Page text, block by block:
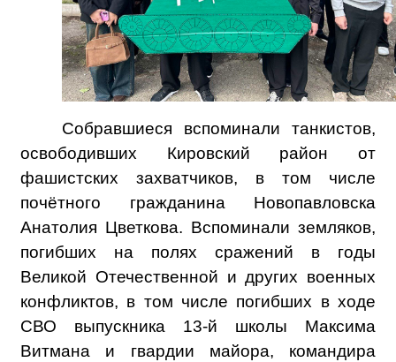
Собравшиеся вспоминали танкистов,
освободивших Кировский район от
фашистских захватчиков, в том числе
почётного гражданина Новопавловска
Анатолия Цветкова. Вспоминали земляков,
погибших на полях сражений в годы
Великой Отечественной и других военных
конфликтов, в том числе погибших в ходе
СВО выпускника 13-й школы Максима
Витмана и гвардии майора, командира